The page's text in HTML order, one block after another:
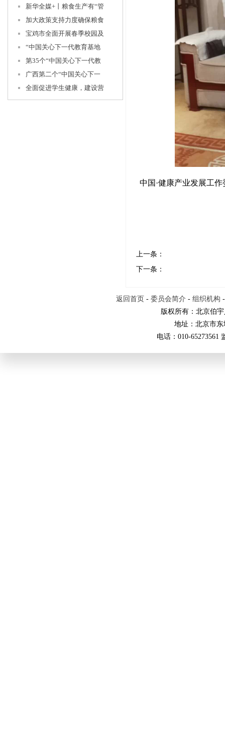
中国·健康产业发展工
上一条：
下一条：
新华全媒+丨粮食生产有“管
加大政策支持力度确保粮食
宝鸡市全面开展春季校园及
“中国关心下一代教育基地
第35个“中国关心下一代教
广西第二个“中国关心下一
全面促进学生健康，建设营
返回首页 -委员会简介 -组织机构
版权所有：北京伯
地址：北京市
电话：010-65273561